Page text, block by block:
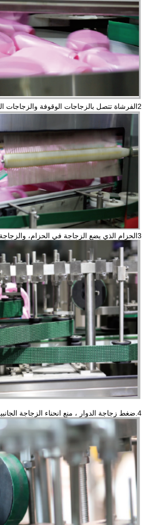
2الفرشاة تتصل بالزجاجات الوقوفة والزجاجات الملتوية، فقط السماح للزجاجات مع عبر، في حالة الزجاجات عالقة والكتلة.
3الحزام الذي يضع الزجاجة في الحزام، والزجاجة عبر الحزام تذهب إلى المنظمة الوقوفة من خلال الحزام، وجعل الزجاجة بشكل منفصل.
4.ضغط زجاجة الدوار ، منع انحناء الزجاجة الجانبية ، لضمان موقفها مستقرة في جسم البرميل ، مع طريق الدوار للحد من الاحتكاك.